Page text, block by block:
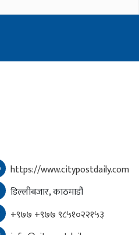
https://www.citypostdaily.com
डिल्लीबजार, काठमाडौं
+९७७ +९७७ ९८५१०२२१५३